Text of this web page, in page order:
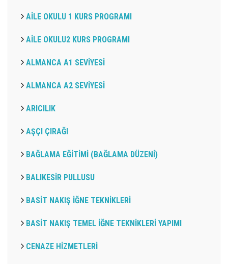
AİLE OKULU 1 KURS PROGRAMI
AİLE OKULU2 KURS PROGRAMI
ALMANCA A1 SEVİYESİ
ALMANCA A2 SEVİYESİ
ARICILIK
AŞÇI ÇIRAĞI
BAĞLAMA EĞİTİMİ (BAĞLAMA DÜZENİ)
BALIKESİR PULLUSU
BASİT NAKIŞ İĞNE TEKNİKLERİ
BASİT NAKIŞ TEMEL İĞNE TEKNİKLERİ YAPIMI
CENAZE HİZMETLERİ